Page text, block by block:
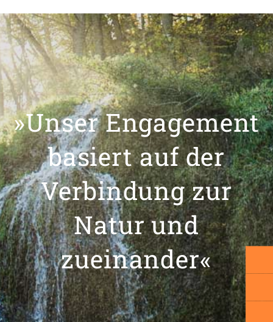
»Unser Engagement
basiert auf der
Verbindung zur
Natur und
zueinander«